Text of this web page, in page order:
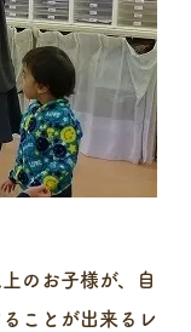
のお子様が、自
ことが出来るレ